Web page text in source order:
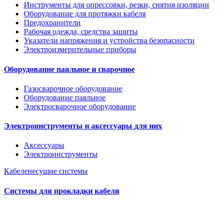
Инструменты для опрессовки, резки, снятия изоляции
Оборудование для протяжки кабеля
Предохранители
Рабочая одежда, средства защиты
Указатели напряжения и устройства безопасности
Электроизмерительные приборы
Оборудование паяльное и сварочное
Газосварочное оборудование
Оборудование паяльное
Электросварочное оборудование
Электроинструменты и аксессуары для них
Аксессуары
Электроинструменты
Кабеленесущие системы
Системы для прокладки кабеля